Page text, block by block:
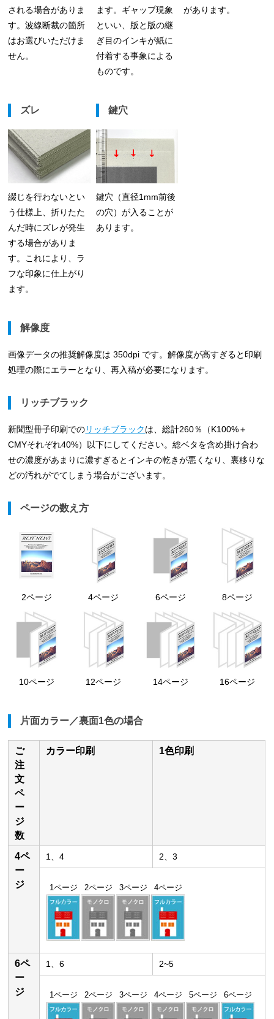
される場合がありま
す。波線断裁の箇所
はお選びいただけま
せん。
ます。ギャップ現象
といい、版と版の継
ぎ目のインキが紙に
付着する事象による
ものです。
があります。
ズレ
綴じを行わないとい
う仕様上、折りたた
んだ時にズレが発生
する場合がありま
す。これにより、ラ
フな印象に仕上がり
ます。
鍵穴
鍵穴（直径1mm前後
の穴）が入ることが
あります。
解像度
画像データの推奨解像度は 350dpi です。解像度が高すぎると印刷
処理の際にエラーとなり、再入稿が必要になります。
リッチブラック
新聞型冊子印刷でのリッチブラックは、総計260％（K100%＋
CMYそれぞれ40%）以下にしてください。総ベタを含め掛け合わ
せの濃度があまりに濃すぎるとインキの乾きが悪くなり、裏移りな
どの汚れがでてしまう場合がございます。
ページの数え方
2ページ 4ページ 6ページ 8ページ
10ページ 12ページ 14ページ 16ページ
片面カラー／裏面1色の場合
ご
注
文
ペ
ー
ジ
数
カラー印刷 1色印刷
4ペ
ー
ジ
1、4 2、3
1ページ 2ページ 3ページ 4ページ
6ペ
ー
ジ
1、6 2~5
1ページ 2ページ 3ページ 4ページ 5ページ 6ページ